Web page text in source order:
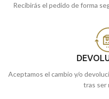
Recibirás el pedido de forma
Aceptamos el cambio y/o
tras ser